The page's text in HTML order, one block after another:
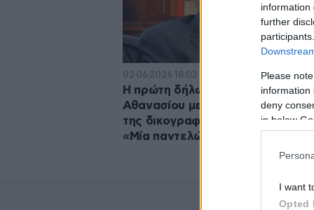
information
further
Please
information
deny
in below
I want
Opted
02·06·2026 18:03
Η πρώτη δήλωση του
Αθανασίου μετά την
της δικογραφίας για τον
«Μία παντελώς αβάσιμη υπόθεση»